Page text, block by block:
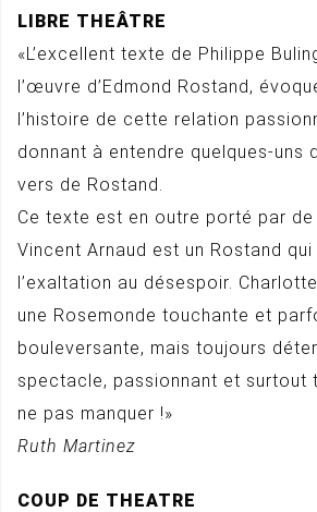
LIBRE THEÂTRE
«L’excellent texte de Philippe
l’œuvre d’Edmond Rostand,
l’histoire de cette relation
donnant à entendre quelques-uns
vers de Rostand.
Ce texte est en outre porté par
Vincent Arnaud est un Rostand
l’exaltation au désespoir.
une Rosemonde touchante et
bouleversante, mais toujours
spectacle, passionnant et surtout
ne pas manquer !»
Ruth Martinez
COUP DE THEATRE